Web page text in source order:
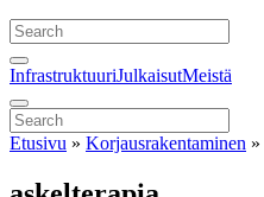
InfrastruktuuriJulkaisutMeistä
Etusivu » Korjausrakentaminen »